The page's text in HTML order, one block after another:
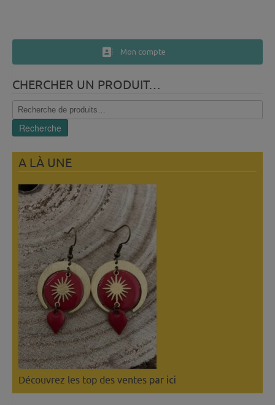
Mon compte
CHERCHER UN PRODUIT…
Recherche
pour :
Recherche
A LÀ UNE
Découvrez les top des ventes par ici